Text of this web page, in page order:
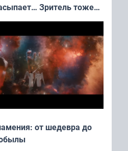
Зритель тоже…
от шедевра до